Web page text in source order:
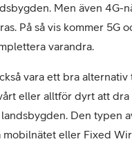
Men även 4G-
På så vis kommer 5G
varandra.
vara ett bra
eller alltför dyrt att dra
Den typen
mobilnätet eller Fixed